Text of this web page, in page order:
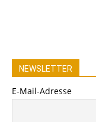
NEWSLETTER
E-Mail-Adresse